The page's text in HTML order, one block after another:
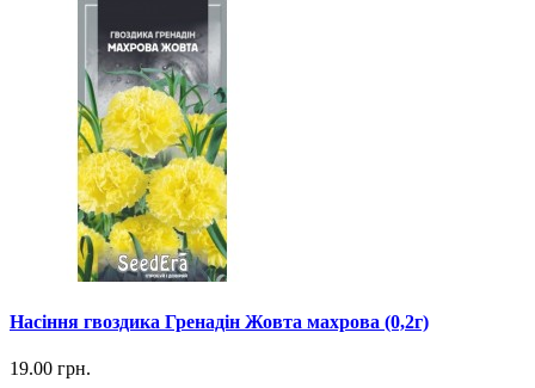
Насіння гвоздика Гренадін Жовта махрова (0,2г)
19.00 грн.